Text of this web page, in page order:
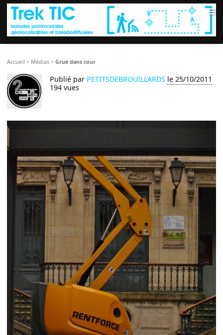
≡
Accueil > Médias >Grue dans cour
Publié par PETITSDEBROUILLARDS le 25/10/2011
194 vues